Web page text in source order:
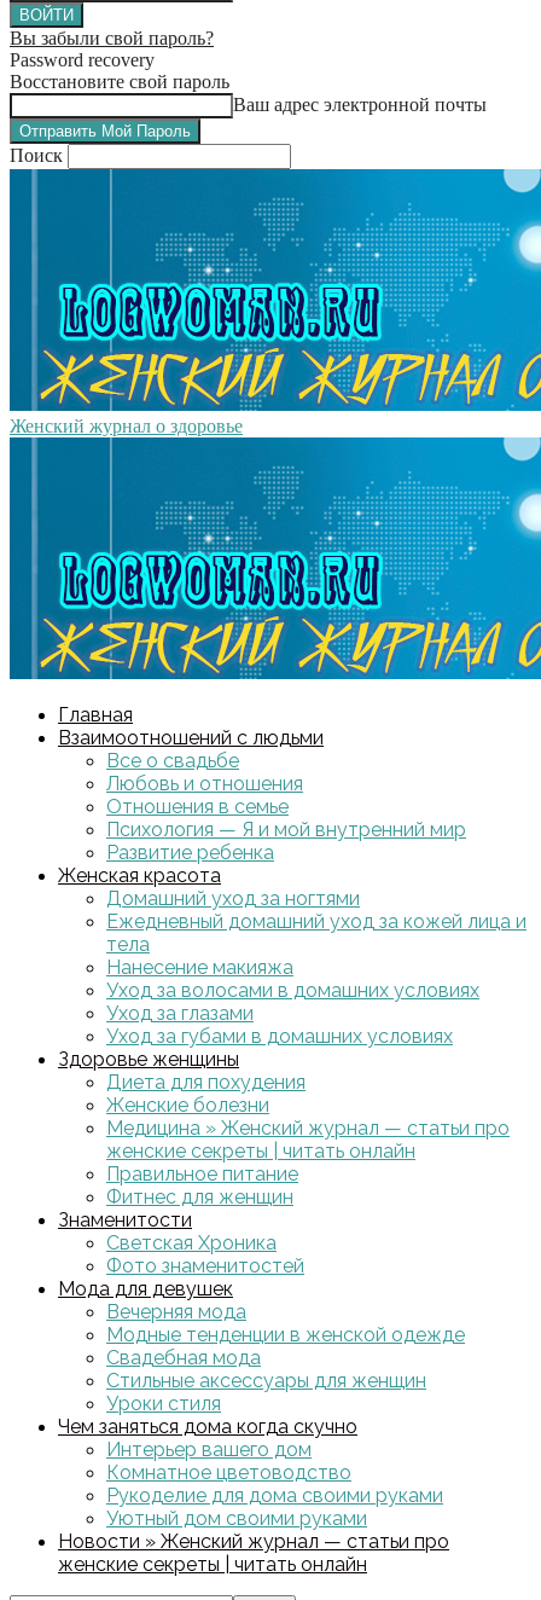
Вы забыли свой пароль?
Password recovery
Восстановите свой пароль
Ваш адрес электронной почты
Поиск
Женский журнал о здоровье
Главная
Взаимоотношений с людьми
Все о свадьбе
Любовь и отношения
Отношения в семье
Психология — Я и мой внутренний мир
Развитие ребенка
Женская красота
Домашний уход за ногтями
Ежедневный домашний уход за кожей лица и
тела
Нанесение макияжа
Уход за волосами в домашних условиях
Уход за глазами
Уход за губами в домашних условиях
Здоровье женщины
Диета для похудения
Женские болезни
Медицина » Женский журнал — статьи про
женские секреты | читать онлайн
Правильное питание
Фитнес для женщин
Знаменитости
Светская Хроника
Фото знаменитостей
Мода для девушек
Вечерняя мода
Модные тенденции в женской одежде
Свадебная мода
Стильные аксессуары для женщин
Уроки стиля
Чем заняться дома когда скучно
Интерьер вашего дом
Комнатное цветоводство
Рукоделие для дома своими руками
Уютный дом своими руками
Новости » Женский журнал — статьи про
женские секреты | читать онлайн